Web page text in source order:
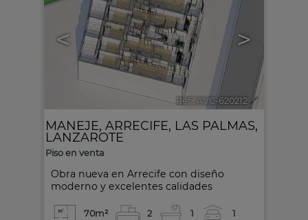
< >
Ref.. AVC-620212 🔗
Obra nueva en Arrecife con diseño
moderno y excelentes calidades
MANEJE, ARRECIFE, LAS PALMAS,
LANZAROTE
Piso en venta
70m² 2 1 1